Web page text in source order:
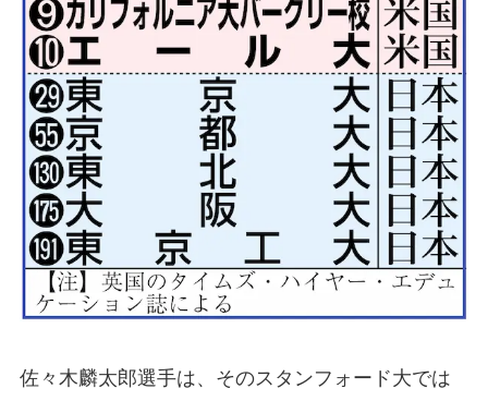
佐々木麟太郎選手は、そのスタンフォード大では